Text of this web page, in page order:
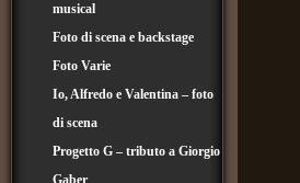
musical
Foto di scena e backstage
Foto Varie
Io, Alfredo e Valentina – foto
di scena
Progetto G – tributo a Giorgio
Gaber